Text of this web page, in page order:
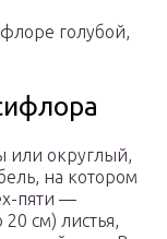
голубой,
или округлый,
на котором
пяти —
см) листья,